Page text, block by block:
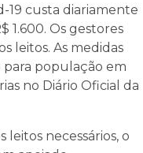
19 custa diariamente
1.600. Os gestores
leitos. As medidas
população em
no Diário Oficial da
necessários, o